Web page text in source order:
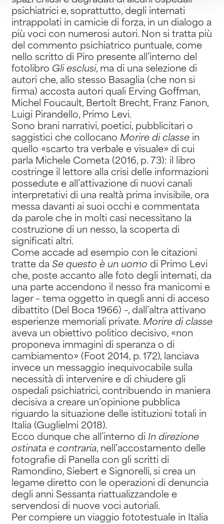
psichiatrici e, soprattutto, degli internati
intrappolati in camicie di forza, in un dialogo a
più voci con numerosi autori. Non si tratta più
del commento psichiatrico puntuale, come
nello scritto di Piro presente all’interno del
fotolibro Gli esclusi, ma di una selezione di
autori che, allo stesso Basaglia (che non si
firma) accosta autori quali Erving Goffman,
Michel Foucault, Bertolt Brecht, Franz Fanon,
Luigi Pirandello, Primo Levi.
Sono brani narrativi, poetici, pubblicitari o
saggistici che collocano Morire di classein
quello «scarto tra verbale e visuale» di cui
parla Michele Cometa (2016, p. 73): il libro
costringe il lettore alla crisi delle informazioni
possedute e all’attivazione di nuovi canali
interpretativi di una realtà prima invisibile, ora
messa davanti ai suoi occhi e commentata
da parole che in molti casi necessitano la
costruzione di un nesso, la scoperta di
significati altri.
Come accade ad esempio con le citazioni
tratte da Se questo è un uomo di Primo Levi
che, poste accanto alle foto degli internati, da
una parte accendono il nesso fra manicomi e
lager – tema oggetto in quegli anni di acceso
dibattito (Del Boca 1966) –, dall’altra attivano
esperienze memoriali private. Morire di classe
aveva un obiettivo politico decisivo, «non
proponeva immagini di speranza o di
cambiamento» (Foot 2014, p. 172), lanciava
invece un messaggio inequivocabile sulla
necessità di intervenire e di chiudere gli
ospedali psichiatrici, contribuendo in maniera
decisiva a creare un’opinione pubblica
riguardo la situazione delle istituzioni totali in
Italia (Guglielmi 2018).
Ecco dunque che all’interno di In direzione
ostinata e contraria, nell’accostamento delle
fotografie di Panella con gli scritti di
Ramondino, Siebert e Signorelli, si crea un
legame diretto con le operazioni di denuncia
degli anni Sessanta riattualizzandole e
servendosi di nuove voci autoriali.
Per compiere un viaggio fototestuale in Italia